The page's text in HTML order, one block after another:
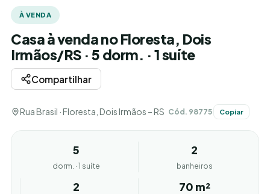
À VENDA
Casa à venda no Floresta, Dois
Irmãos/RS · 5 dorm. · 1 suíte
Compartilhar
Rua Brasil · Floresta, Dois Irmãos – RS Cód. 98775 Copiar
5
dorm. · 1 suíte
2
banheiros
2 70 m²